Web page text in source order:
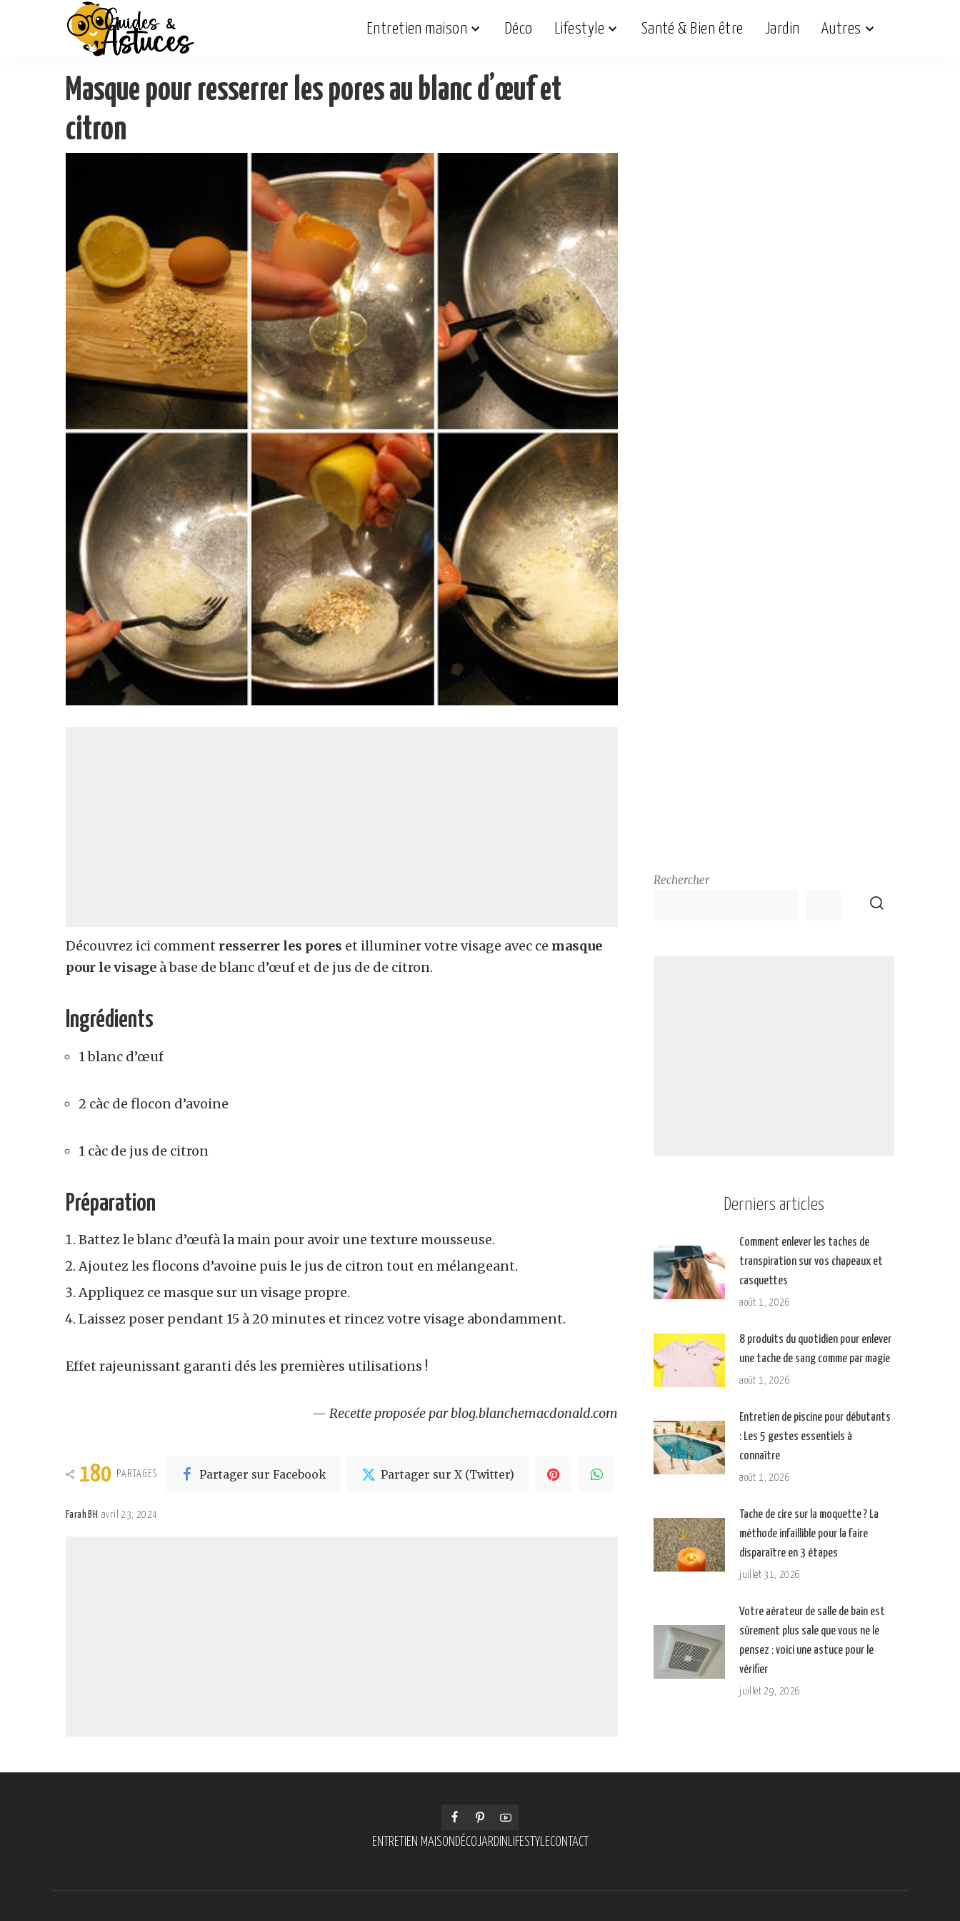
Entretien maison Déco Lifestyle Santé & Bien être Jardin Autres
Masque pour resserrer les pores au blanc d’œuf et
citron
Découvrez ici comment resserrer les pores et illuminer votre visage avec ce masque
pour le visage à base de blanc d’œuf et de jus de de citron.
Ingrédients
1 blanc d’œuf
2 càc de flocon d’avoine
1 càc de jus de citron
Préparation
Battez le blanc d’œufà la main pour avoir une texture mousseuse.
Ajoutez les flocons d’avoine puis le jus de citron tout en mélangeant.
Appliquez ce masque sur un visage propre.
Laissez poser pendant 15 à 20 minutes et rincez votre visage abondamment.
Effet rajeunissant garanti dés les premières utilisations !
— Recette proposée par blog.blanchemacdonald.com
180 PARTAGES Partager sur Facebook Partager sur X (Twitter)
Farah BH avril 23, 2024
Rechercher
Derniers articles
Comment enlever les taches de
transpiration sur vos chapeaux et
casquettes
août 1, 2026
8 produits du quotidien pour enlever
une tache de sang comme par magie
août 1, 2026
Entretien de piscine pour débutants
: Les 5 gestes essentiels à
connaître
août 1, 2026
Tache de cire sur la moquette ? La
méthode infaillible pour la faire
disparaître en 3 étapes
juillet 31, 2026
Votre aérateur de salle de bain est
sûrement plus sale que vous ne le
pensez : voici une astuce pour le
vérifier
juillet 29, 2026
ENTRETIEN MAISON DÉCOJARDIN LIFESTYLECONTACT